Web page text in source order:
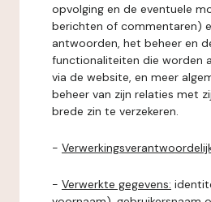
opvolging en de eventuele
berichten of commentaren)
antwoorden, het beheer en
functionaliteiten die worden
via de website, en meer
beheer van zijn relaties met
brede zin te verzekeren.
-
- Verwerkte gegevens: